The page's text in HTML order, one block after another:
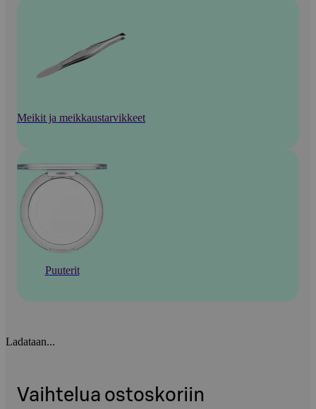
Meikit ja meikkaustarvikkeet
Puuterit
Ladataan...
Vaihtelua ostoskoriin